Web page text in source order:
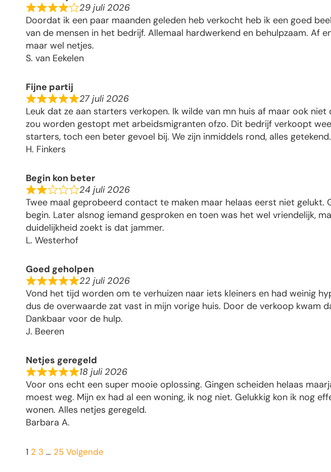
29 juli 2026
Doordat ik een paar maanden geleden heb verkocht heb ik een goed
van de mensen in het bedrijf. Allemaal hardwerkend en behulpzaam. Af
maar wel netjes.
S. van Eekelen
Fijne partij
27 juli 2026
Leuk dat ze aan starters verkopen. Ik wilde van mn huis af maar ook niet
zou worden gestopt met arbeidsmigranten ofzo. Dit bedrijf verkoopt
starters, toch een beter gevoel bij. We zijn inmiddels rond, alles getekend.
H. Finkers
Begin kon beter
24 juli 2026
Twee maal geprobeerd contact te maken maar helaas eerst niet gelukt.
begin. Later alsnog iemand gesproken en toen was het wel vriendelijk,
duidelijkheid zoekt is dat jammer.
L. Westerhof
Goed geholpen
22 juli 2026
Vond het tijd worden om te verhuizen naar iets kleiners en had weinig
dus de overwaarde zat vast in mijn vorige huis. Door de verkoop kwam
Dankbaar voor de hulp.
J. Beeren
Netjes geregeld
18 juli 2026
Voor ons echt een super mooie oplossing. Gingen scheiden helaas
moest weg. Mijn ex had al een woning, ik nog niet. Gelukkig kon ik nog
wonen. Alles netjes geregeld.
Barbara A.
1 2 3 … 25 Volgende